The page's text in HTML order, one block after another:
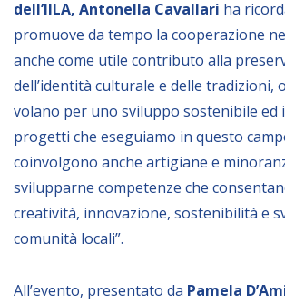
NEWSLETTER
dell’IILA, Antonella Cavallari ha
promuove da tempo la cooperazione
anche come utile contributo alla
dell’identità culturale e delle tradizioni,
volano per uno sviluppo sostenibile ed
progetti che eseguiamo in questo
coinvolgono anche artigiane e
svilupparne competenze che
creatività, innovazione, sostenibilità e
comunità locali”.
All’evento, presentato da Pamela